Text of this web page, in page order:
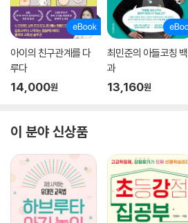
아이의 친구관계를 다
루다
14,000원
최민준의 아들코칭 백
과
13,160원
이 분야 신상품